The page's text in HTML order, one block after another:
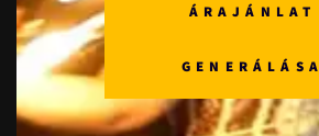
ÁRAJÁNLAT
GENERÁLÁSA